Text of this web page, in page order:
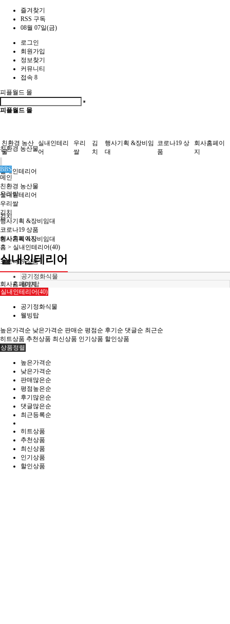
즐겨찾기
RSS 구독
08월 07일(금)
로그인
회원가입
정보찾기
커뮤니티
접속 8
피플월드 몰
피플월드 몰
친환경 농산물
실내인테리어
우리쌀
김치
행사기획 &장비임대
코로나19 상품
회사홈페이지
친환경 농산
물
실내인테리
어
우리
쌀
김
치
행사기획 &장비임
대
코로나19 상
품
회사홈페이
지
BBS
메인
친환경 농산물
실내인테리어
우리쌀
김치
행사기획 &장비임대
코로나19 상품
회사홈페이지
홈 > 실내인테리어(40)
실내인테리어
공기정화식물
웰빙탑
실내인테리어(40)
공기정화식물
웰빙탑
높은가격순 낮은가격순 판매순 평점순 후기순 댓글순 최근순
히트상품 추천상품 최신상품 인기상품 할인상품
상품정렬
높은가격순
낮은가격순
판매많은순
평점높은순
후기많은순
댓글많은순
최근등록순
히트상품
추천상품
최신상품
인기상품
할인상품